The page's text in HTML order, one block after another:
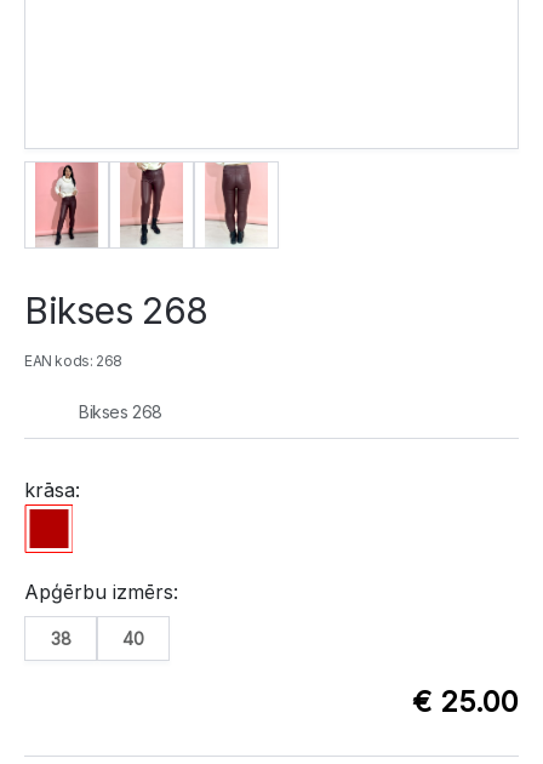
Bikses 268
EAN kods: 268
Bikses 268
krāsa:
Apģērbu izmērs:
38 40
€ 25.00